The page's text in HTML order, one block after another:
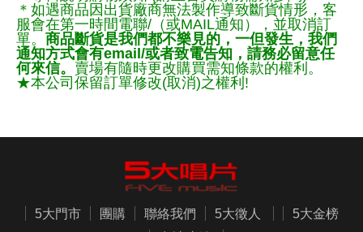
＊如遇商品因出貨廠商無法製作導致斷貨情形，客
服會在第一時間電聯/（或MAIL通知），並取消訂
單。 商品斷貨是我們都不樂見的，一但發生，我們
通知方式會有email/或者致電告知，請務必留意任
何來信。 賣場有隨時更改購買需知條款的權利。
★本公司保留訂單修改(取消)之權利!
5大門市 團購 聯絡我們 5大徵人
5大金榜